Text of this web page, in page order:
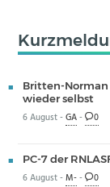
Britten-
wieder selbst
6 August -GA- 0
PC-7 der
6 August -M-- 0